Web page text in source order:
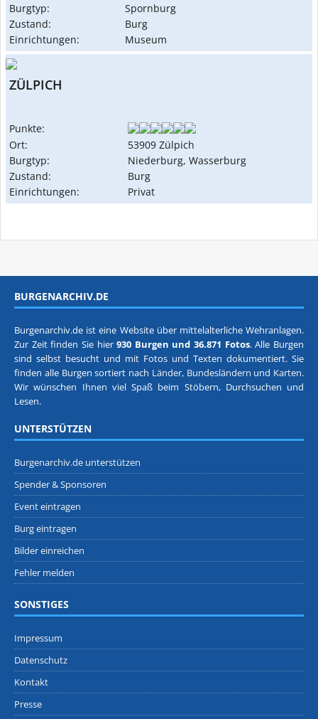
Burgtyp:
Spornburg
Zustand:
Burg
Einrichtungen:
Museum
ZÜLPICH
Punkte:
Ort:
53909 Zülpich
Burgtyp:
Niederburg, Wasserburg
Zustand:
Burg
Einrichtungen:
Privat
BURGENARCHIV.DE
Burgenarchiv.de ist eine Website über mittelalterliche Wehranlagen.
Zur Zeit finden Sie hier930 Burgen und 36.871 Fotos. Alle Burgen
sind selbst besucht und mit Fotos und Texten dokumentiert. Sie
finden alle Burgen sortiert nach Länder, Bundesländern und Karten.
Wir wünschen Ihnen viel Spaß beim Stöbern, Durchsuchen und
Lesen.
UNTERSTÜTZEN
Burgenarchiv.de unterstützen
Spender & Sponsoren
Event eintragen
Burg eintragen
Bilder einreichen
Fehler melden
SONSTIGES
Impressum
Datenschutz
Kontakt
Presse